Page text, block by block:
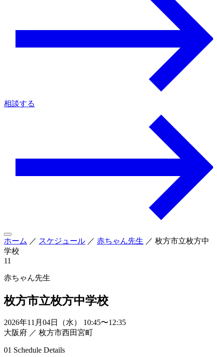
相談する
ホーム ／ スケジュール ／ 赤ちゃん先生 ／ 枚方市立枚方中
学校
11
赤ちゃん先生
枚方市立枚方中学校
2026年11月04日（水） 10:45〜12:35
大阪府 ／ 枚方市西田宮町
01 Schedule Details